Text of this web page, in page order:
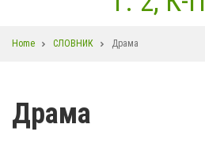
Breadcrumb
Home СЛОВНИК Драма
Драма